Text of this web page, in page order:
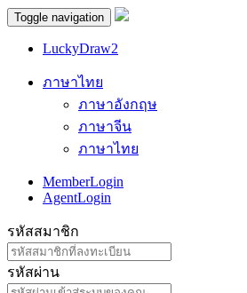
Toggle navigation
LuckyDraw2
ภาษาไทย
ภาษาอังกฤษ
ภาษาจีน
ภาษาไทย
MemberLogin
AgentLogin
รหัสสมาชิก
รหัสผ่าน